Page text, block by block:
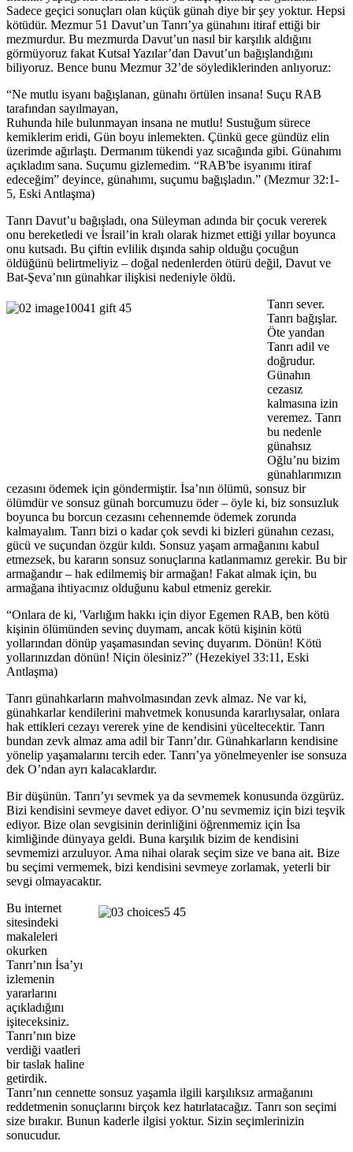
Sadece geçici sonuçları olan küçük günah diye bir şey yoktur. Hepsi
kötüdür. Mezmur 51 Davut’un Tanrı’ya günahını itiraf ettiği bir
mezmurdur. Bu mezmurda Davut’un nasıl bir karşılık aldığını
görmüyoruz fakat Kutsal Yazılar’dan Davut’un bağışlandığını
biliyoruz. Bence bunu Mezmur 32’de söylediklerinden anlıyoruz:
“Ne mutlu isyanı bağışlanan, günahı örtülen insana! Suçu RAB
tarafından sayılmayan,
Ruhunda hile bulunmayan insana ne mutlu! Sustuğum sürece
kemiklerim eridi, Gün boyu inlemekten. Çünkü gece gündüz elin
üzerimde ağırlaştı. Dermanım tükendi yaz sıcağında gibi. Günahımı
açıkladım sana. Suçumu gizlemedim. “RAB'be isyanımı itiraf
edeceğim” deyince, günahımı, suçumu bağışladın.” (Mezmur 32:1-
5, Eski Antlaşma)
Tanrı Davut’u bağışladı, ona Süleyman adında bir çocuk vererek
onu bereketledi ve İsrail’in kralı olarak hizmet ettiği yıllar boyunca
onu kutsadı. Bu çiftin evlilik dışında sahip olduğu çocuğun
öldüğünü belirtmeliyiz – doğal nedenlerden ötürü değil, Davut ve
Bat-Şeva’nın günahkar ilişkisi nedeniyle öldü.
Tanrı sever.
Tanrı bağışlar.
Öte yandan
Tanrı adil ve
doğrudur.
Günahın
cezasız
kalmasına izin
veremez. Tanrı
bu nedenle
günahsız
Oğlu’nu bizim
günahlarımızın
cezasını ödemek için göndermiştir. İsa’nın ölümü, sonsuz bir
ölümdür ve sonsuz günah borcumuzu öder – öyle ki, biz sonsuzluk
boyunca bu borcun cezasını cehennemde ödemek zorunda
kalmayalım. Tanrı bizi o kadar çok sevdi ki bizleri günahın cezası,
gücü ve suçundan özgür kıldı. Sonsuz yaşam armağanını kabul
etmezsek, bu kararın sonsuz sonuçlarına katlanmamız gerekir. Bu bir
armağandır – hak edilmemiş bir armağan! Fakat almak için, bu
armağana ihtiyacınız olduğunu kabul etmeniz gerekir.
“Onlara de ki, 'Varlığım hakkı için diyor Egemen RAB, ben kötü
kişinin ölümünden sevinç duymam, ancak kötü kişinin kötü
yollarından dönüp yaşamasından sevinç duyarım. Dönün! Kötü
yollarınızdan dönün! Niçin ölesiniz?” (Hezekiyel 33:11, Eski
Antlaşma)
Tanrı günahkarların mahvolmasından zevk almaz. Ne var ki,
günahkarlar kendilerini mahvetmek konusunda kararlıysalar, onlara
hak ettikleri cezayı vererek yine de kendisini yüceltecektir. Tanrı
bundan zevk almaz ama adil bir Tanrı’dır. Günahkarların kendisine
yönelip yaşamalarını tercih eder. Tanrı’ya yönelmeyenler ise sonsuza
dek O’ndan ayrı kalacaklardır.
Bir düşünün. Tanrı’yı sevmek ya da sevmemek konusunda özgürüz.
Bizi kendisini sevmeye davet ediyor. O’nu sevmemiz için bizi teşvik
ediyor. Bize olan sevgisinin derinliğini öğrenmemiz için İsa
kimliğinde dünyaya geldi. Buna karşılık bizim de kendisini
sevmemizi arzuluyor. Ama nihai olarak seçim size ve bana ait. Bize
bu seçimi vermemek, bizi kendisini sevmeye zorlamak, yeterli bir
sevgi olmayacaktır.
Bu internet
sitesindeki
makaleleri
okurken
Tanrı’nın İsa’yı
izlemenin
yararlarını
açıkladığını
işiteceksiniz.
Tanrı’nın bize
verdiği vaatleri
bir taslak haline
getirdik.
Tanrı’nın cennette sonsuz yaşamla ilgili karşılıksız armağanını
reddetmenin sonuçlarını birçok kez hatırlatacağız. Tanrı son seçimi
size bırakır. Bunun kaderle ilgisi yoktur. Sizin seçimlerinizin
sonucudur.